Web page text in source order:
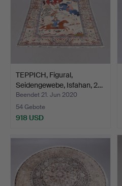
TEPPICH, Figural,
Seidengewebe, Isfahan, 2…
Beendet 21. Jun 2020
54 Gebote
918 USD